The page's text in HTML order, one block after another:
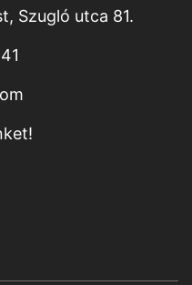
Szugló utca 81.